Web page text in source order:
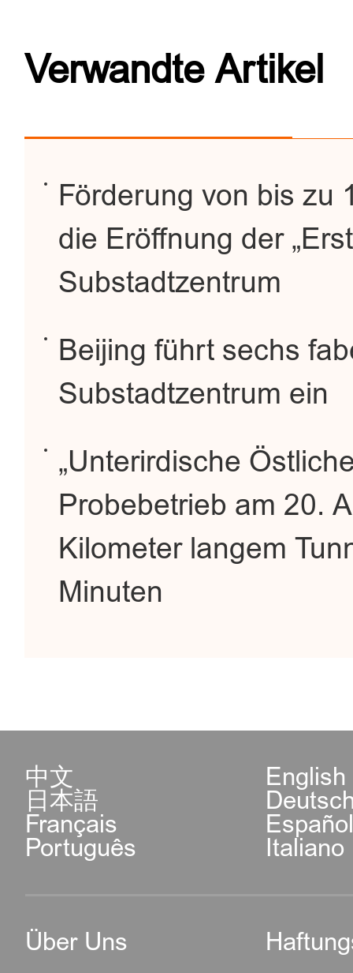
Verwandte Artikel
Förderung von bis zu
die Eröffnung der
Substadtzentrum
Beijing führt sechs
Substadtzentrum ein
„Unterirdische
Probebetrieb am 20.
Kilometer langem
Minuten
中文 English
日本語
Français
Português Italiano
Über Uns